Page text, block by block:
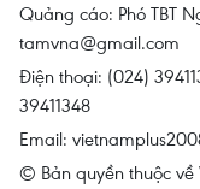
Quảng cáo: Phó TBT
tamvna@gmail.com
Điện thoại: (024)
39411348
Email:
© Bản quyền thuộc về